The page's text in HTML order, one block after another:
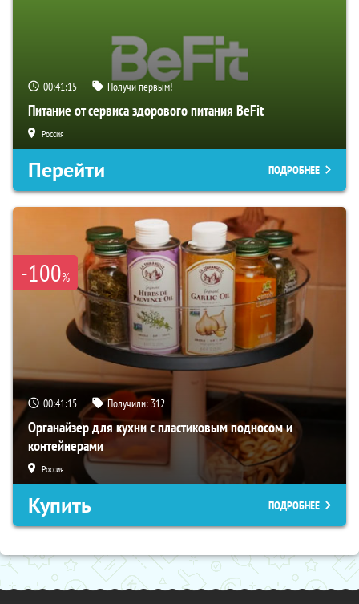
00:41:15 Получи первым!
Питание от сервиса здорового питания BeFit
Россия
Перейти ПОДРОБНЕЕ
-100%
00:41:15 Получили: 312
Органайзер для кухни с пластиковым подносом и
контейнерами
Россия
Купить ПОДРОБНЕЕ